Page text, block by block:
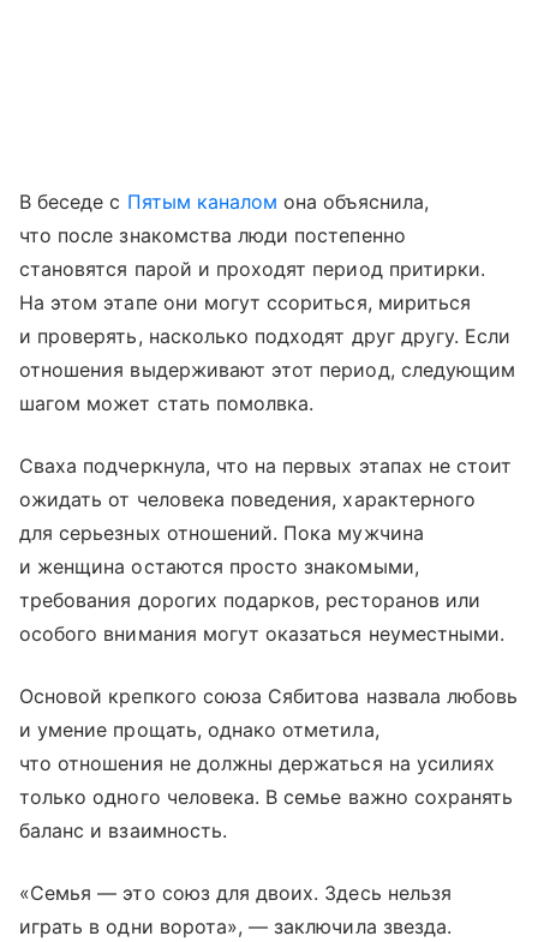
В беседе с Пятым каналом она объяснила,
что после знакомства люди постепенно
становятся парой и проходят период притирки.
На этом этапе они могут ссориться, мириться
и проверять, насколько подходят друг другу. Если
отношения выдерживают этот период, следующим
шагом может стать помолвка.
Сваха подчеркнула, что на первых этапах не стоит
ожидать от человека поведения, характерного
для серьезных отношений. Пока мужчина
и женщина остаются просто знакомыми,
требования дорогих подарков, ресторанов или
особого внимания могут оказаться неуместными.
Основой крепкого союза Сябитова назвала любовь
и умение прощать, однако отметила,
что отношения не должны держаться на усилиях
только одного человека. В семье важно сохранять
баланс и взаимность.
«Семья — это союз для двоих. Здесь нельзя
играть в одни ворота», — заключила звезда.